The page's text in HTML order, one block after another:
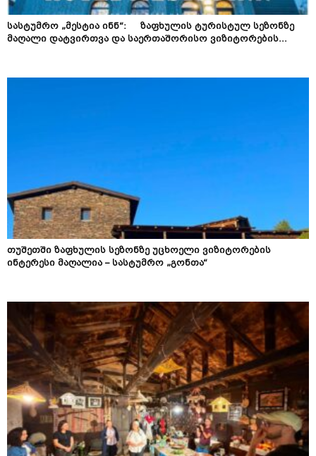
სასტუმრო „მესტია ინნ“: ზაფხულის ტურისტულ სეზონზე
მაღალი დატვირთვა და საერთაშორისო ვიზიტორების...
თუშეთში ზაფხულის სეზონზე უცხოელი ვიზიტორების
ინტერესი მაღალია – სასტუმრო „გონთა“